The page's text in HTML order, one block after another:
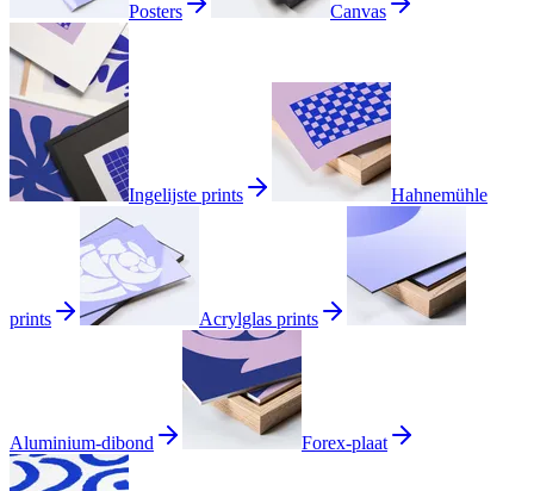
Posters Canvas
Ingelijste prints Hahnemühle
prints Acrylglas prints
Aluminium-dibond Forex-plaat